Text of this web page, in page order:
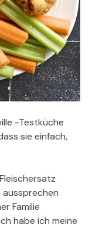
-Testküche
sie einfach,
Familie
habe ich meine